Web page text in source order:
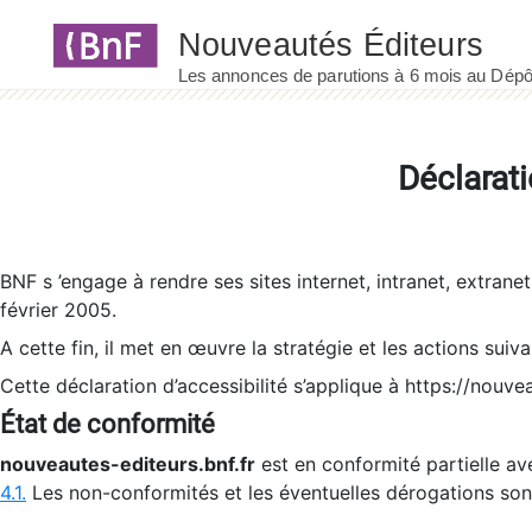
BNF s ’engage à rendre ses sites internet, intranet,
février 2005.
A cette fin, il met en œuvre la stratégie et les actions
Cette déclaration d’accessibilité s’applique à https://
État de conformité
nouveautes-editeurs.bnf.fr est en conformité partielle
4.1. Les non-conformités et les éventuelles dérogations